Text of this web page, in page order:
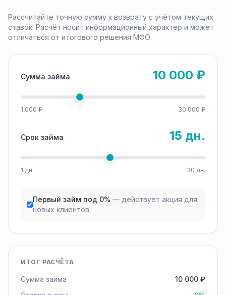
Рассчитайте точную сумму к возврату с учётом текущих
ставок. Расчёт носит информационный характер и может
отличаться от итогового решения МФО.
Сумма займа 10 000 ₽
1 000 ₽ 30 000 ₽
Срок займа 15 дн.
1 дн. 30 дн.
Первый займ под 0% — действует акция для
новых клиентов
ИТОГ РАСЧЁТА
Сумма займа
10 000 ₽